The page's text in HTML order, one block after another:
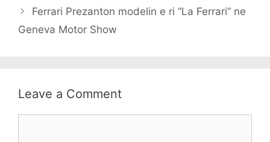
Ferrari Prezanton modelin e ri “La Ferrari” ne
Geneva Motor Show
Leave a Comment